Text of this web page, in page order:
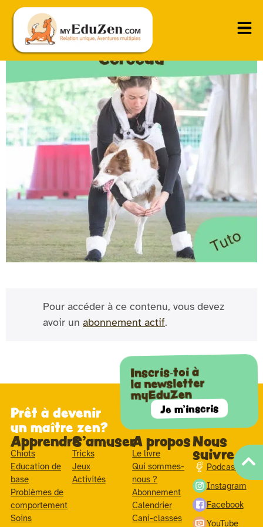
Sauter dans un cercle
Pour accéder à ce contenu, vous devez
avoir un abonnement actif.
Prêt à devenir
un maître zen?
Inscris-toi à
la newsletter
myEduZen
Je m'inscris
Apprendre
Chiots
Education de
base
Problèmes de
comportement
Soins
S'amuser
Tricks
Jeux
Activités
A propos
Le livre
Qui sommes-
nous ?
Abonnement
Calendrier
Cani-classes
Nous
suivre
Podcast
Instagram
Facebook
YouTube